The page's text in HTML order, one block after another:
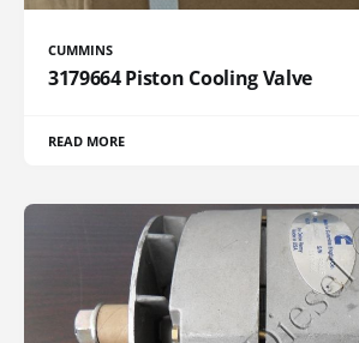
CUMMINS
3179664 Piston Cooling Valve
READ MORE